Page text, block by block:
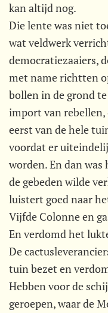
kan altijd nog.
Die lente was niet
wat veldwerk
democratiezaaiers,
met name richtten
bollen in de grond
import van rebellen,
eerst van de hele
voordat er
worden. En dan
de gebeden wilde
luistert goed naar
Vijfde Colonne en
En verdomd het
De
tuin bezet en
Hebben voor de
geroepen, waar de